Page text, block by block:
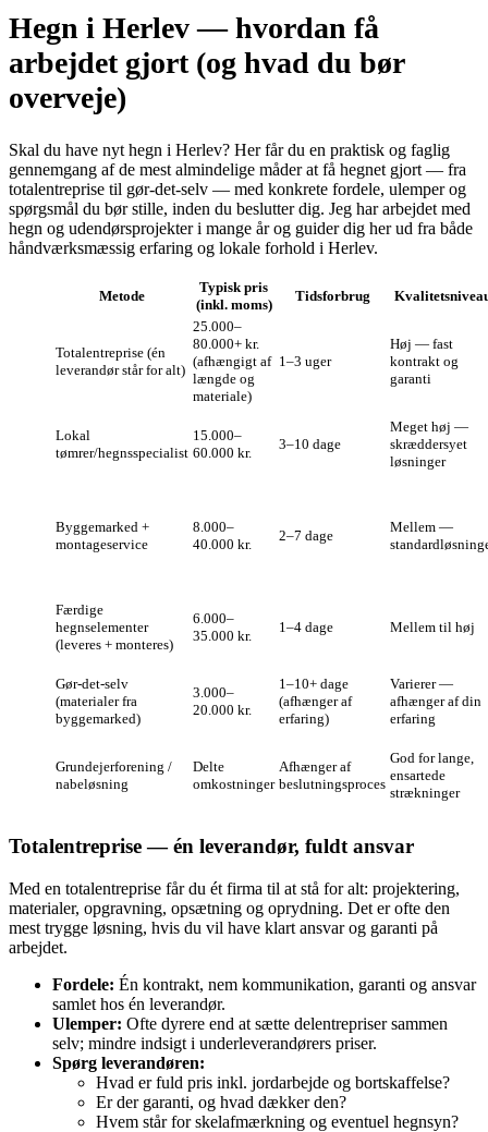
Hegn i Herlev — hvordan få
arbejdet gjort (og hvad du bør
overveje)
Skal du have nyt hegn i Herlev? Her får du en praktisk og faglig
gennemgang af de mest almindelige måder at få hegnet gjort — fra
totalentreprise til gør‑det‑selv — med konkrete fordele, ulemper og
spørgsmål du bør stille, inden du beslutter dig. Jeg har arbejdet med
hegn og udendørsprojekter i mange år og guider dig her ud fra både
håndværksmæssig erfaring og lokale forhold i Herlev.
Metode
Typisk pris
(inkl. moms)
Tidsforbrug
Totalentreprise (én
leverandør står for alt)
25.000–
80.000+ kr.
(afhængigt af
længde og
materiale)
1–3 uger
Høj — fast
kontrakt og
garanti
Lokal
tømrer/hegnsspecialist
15.000–
60.000 kr.
3–10 dage
Meget høj —
skræddersyet
løsninger
Byggemarked +
montageservice
8.000–
40.000 kr.
2–7 dage
Mellem —
Færdige
hegnselementer
(leveres + monteres)
6.000–
35.000 kr.
1–4 dage Mellem til høj
Gør‑det‑selv
(materialer fra
byggemarked)
3.000–
20.000 kr.
1–10+ dage
(afhænger af
erfaring)
Varierer —
afhænger af din
erfaring
Grundejerforening /
nabeløsning
Delte
omkostninger
Afhænger af
beslutningsproces
God for lange,
ensartede
strækninger
Totalentreprise — én leverandør, fuldt ansvar
Med en totalentreprise får du ét firma til at stå for alt: projektering,
materialer, opgravning, opsætning og oprydning. Det er ofte den
mest trygge løsning, hvis du vil have klart ansvar og garanti på
arbejdet.
Fordele: Én kontrakt, nem kommunikation, garanti og ansvar
samlet hos én leverandør.
Ulemper: Ofte dyrere end at sætte delentrepriser sammen
selv; mindre indsigt i underleverandørers priser.
Spørg leverandøren:
Hvad er fuld pris inkl. jordarbejde og bortskaffelse?
Er der garanti, og hvad dækker den?
Hvem står for skelafmærkning og eventuel hegnsyn?